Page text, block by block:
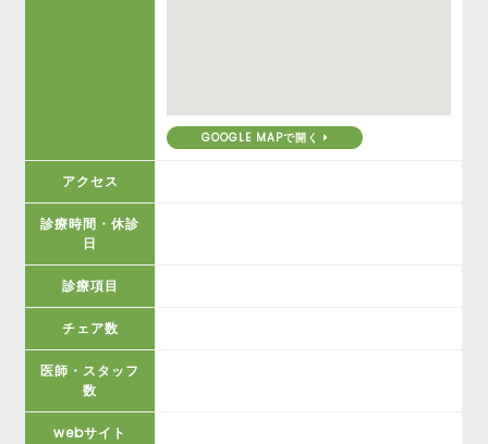
GOOGLE MAPで開く
アクセス
診療時間・休診
日
診療項目
チェア数
医師・スタッフ
数
webサイト